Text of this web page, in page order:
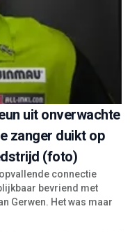
uit onverwachte
zanger duikt op
(foto)
connectie
bevriend met
Gerwen. Het was maar